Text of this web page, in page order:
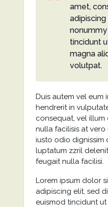
amet,
tincidunt
magna
volutpat.
Duis autem vel eum
hendrerit in
consequat, vel
nulla facilisis at
iusto odio dignissim
luptatum zzril
feugait nulla facilisi.
Lorem ipsum dolor
adipiscing elit, sed
euismod tincidunt